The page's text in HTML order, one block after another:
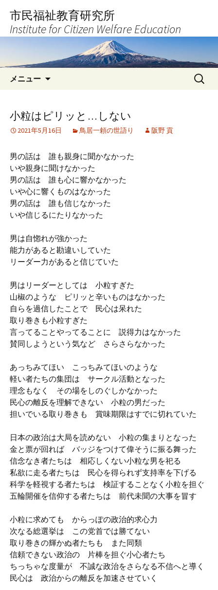
へ
キ
市民福祉教育研究所
Institute for Citizen Welfare Education
メニュー
検
索:
小粒はピリッと…しない
2021年5月16日 鳥居一頼の世語り 阪野 貢
男の話は 誰も親身に聞かなかった
いや親身に聞けなかった
男の話は 誰も心に響かなかった
いや心に響くものはなかった
男の話は 誰も信じなかった
いや信じるにたりなかった
男は自惚れが強かった
能力があると勘違いしていた
リーダー力があると信じていた
男はリーダーとしては 小粒すぎた
山椒のような ピリッと辛いものはなかった
自らを過信したことで 民心は呆れた
取り巻きも小粒すぎた
言ってることやってることに 説得力はなかった
賛同しようという気など さらさらなかった
あっちみてほい こっちみてほいのような
軽い者たちの集団は サークル活動となった
理念もなく その場をしのぐしかなかった
民心の離反を理解できない 小粒の男だった
担いでいる取り巻きも 賞味期限はすでに切れていた
日本の政治は大局を読めない 小粒の集まりとなった
金と票が回れば バッジをつけて偉そうに振る舞った
信念なき者たちは 相応しくない小粒な男を祀る
私欲に走る者たちは 民心を得られず支持率を下げる
科学を軽視する者たちは 検証することなく小粒を担ぐ
五輪開催を信仰する者たちは 前代未聞の大事を冒す
小粒に求めても からっぽの政治的求心力
次なる総選挙は この党首では勝てない
取り巻きの輝かぬ者たちも また同類
信頼できない政治の 片棒を担ぐ小心者たち
ちっちゃな度量が 不誠な政治をさらなる不信へと導く
民心は 政治からの離反を加速させていく